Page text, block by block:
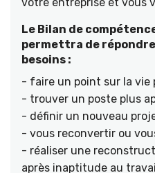
Le Bilan de
permettra de
besoins :
- faire un point sur la vie
- trouver un poste plus
- définir un nouveau
- vous reconvertir ou
- réaliser une
après inaptitude au